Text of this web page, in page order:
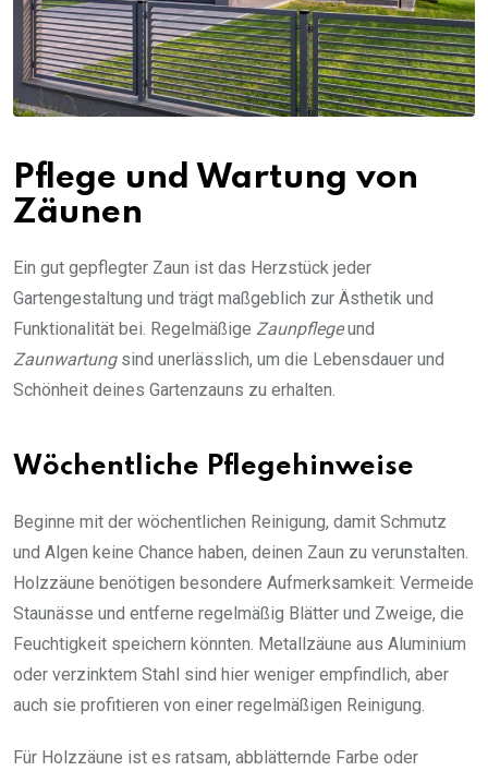
Pflege und Wartung von
Zäunen
Ein gut gepflegter Zaun ist das Herzstück jeder
Gartengestaltung und trägt maßgeblich zur Ästhetik und
Funktionalität bei. Regelmäßige Zaunpflegeund
Zaunwartungsind unerlässlich, um die Lebensdauer und
Schönheit deines Gartenzauns zu erhalten.
Wöchentliche Pflegehinweise
Beginne mit der wöchentlichen Reinigung, damit Schmutz
und Algen keine Chance haben, deinen Zaun zu verunstalten.
Holzzäune benötigen besondere Aufmerksamkeit: Vermeide
Staunässe und entferne regelmäßig Blätter und Zweige, die
Feuchtigkeit speichern könnten. Metallzäune aus Aluminium
oder verzinktem Stahl sind hier weniger empfindlich, aber
auch sie profitieren von einer regelmäßigen Reinigung.
Für Holzzäune ist es ratsam, abblätternde Farbe oder